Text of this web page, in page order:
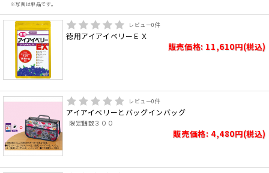
※写真は単品です。
レビュー0件
徳用アイアイベリーＥＸ
販売価格: 11,610円(税込)
レビュー0件
アイアイベリーとバッグインバッグ
限定個数３００
販売価格: 4,480円(税込)